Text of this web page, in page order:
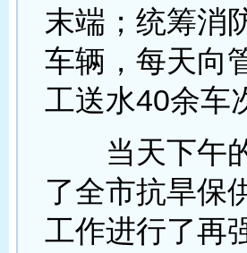
末端；统筹消
车辆，每天向
工送水40余车
当天下午的
了全市抗旱保
工作进行了再